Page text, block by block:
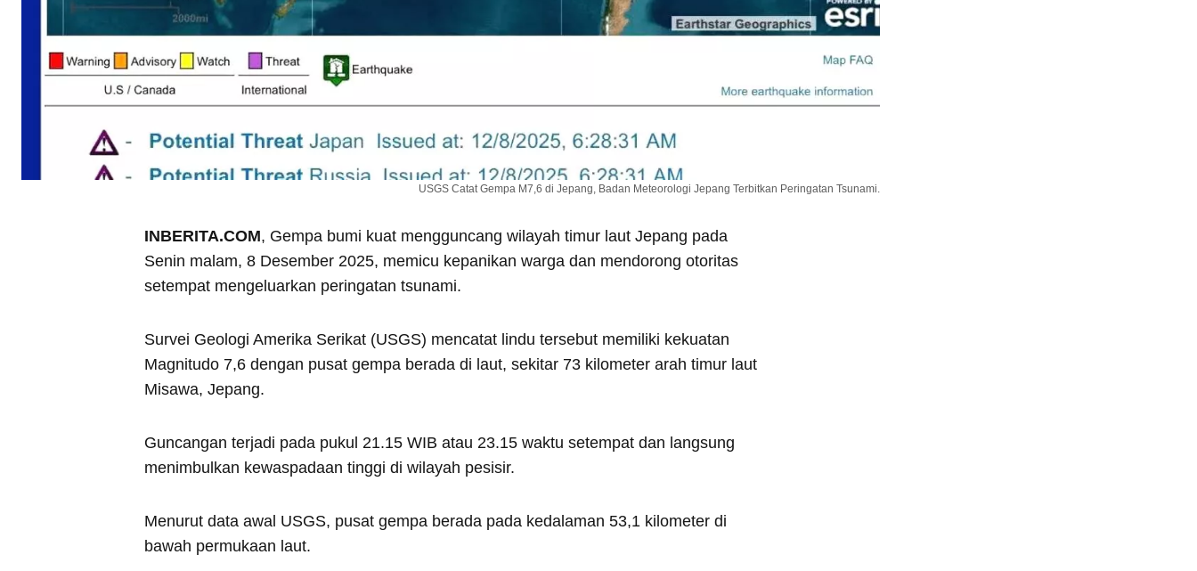
USGS Catat Gempa M7,6 di Jepang, Badan Meteorologi Jepang Terbitkan Peringatan Tsunami.
INBERITA.COM, Gempa bumi kuat mengguncang wilayah timur laut Jepang pada
Senin malam, 8 Desember 2025, memicu kepanikan warga dan mendorong otoritas
setempat mengeluarkan peringatan tsunami.
Survei Geologi Amerika Serikat (USGS) mencatat lindu tersebut memiliki kekuatan
Magnitudo 7,6 dengan pusat gempa berada di laut, sekitar 73 kilometer arah timur laut
Misawa, Jepang.
Guncangan terjadi pada pukul 21.15 WIB atau 23.15 waktu setempat dan langsung
menimbulkan kewaspadaan tinggi di wilayah pesisir.
Menurut data awal USGS, pusat gempa berada pada kedalaman 53,1 kilometer di
bawah permukaan laut.